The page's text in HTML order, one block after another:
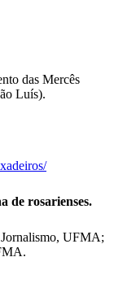
das Mercês
Luís).
de rosarienses.
UFMA;